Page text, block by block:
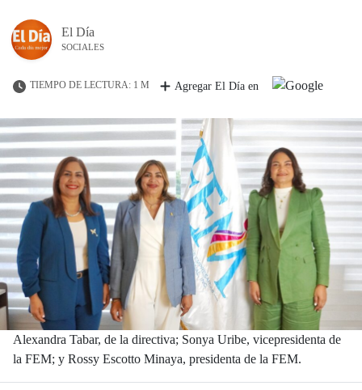
El Día
SOCIALES
TIEMPO DE LECTURA: 1 M Agregar El Día en
Alexandra Tabar, de la directiva; Sonya Uribe, vicepresidenta de
la FEM; y Rossy Escotto Minaya, presidenta de la FEM.